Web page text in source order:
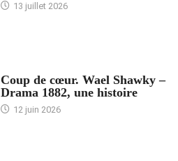
13 juillet 2026
Coup de cœur. Wael Shawky –
Drama 1882, une histoire
12 juin 2026